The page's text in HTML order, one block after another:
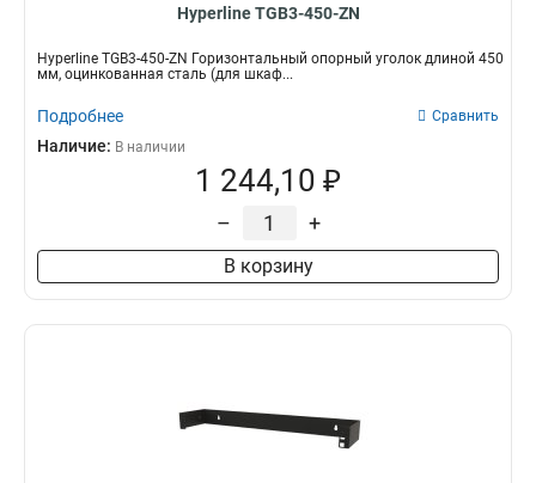
Hyperline TGB3-450-ZN
Hyperline TGB3-450-ZN Горизонтальный опорный уголок длиной 450
мм, оцинкованная сталь (для шкаф...
Подробнее Сравнить
Наличие: В наличии
1 244,10 ₽
– +
В корзину